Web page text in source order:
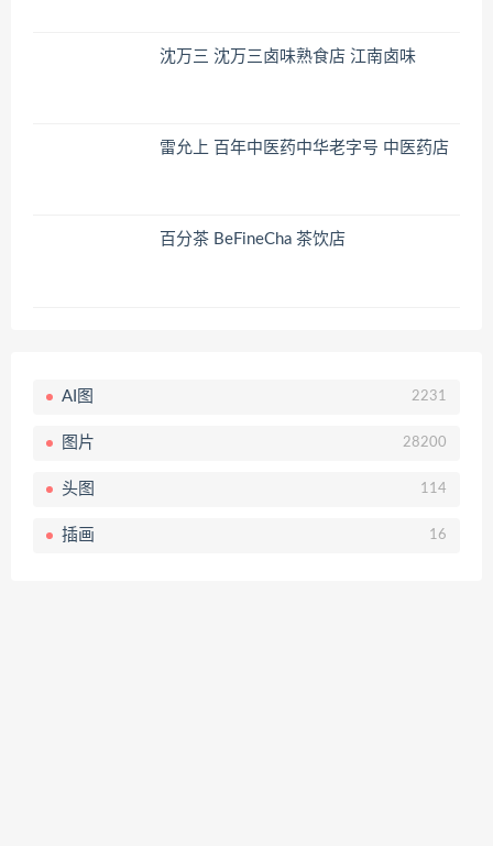
沈万三 沈万三卤味熟食店 江南卤味
雷允上 百年中医药中华老字号 中医药店
百分茶 BeFineCha 茶饮店
AI图 2231
图片 28200
头图 114
插画 16